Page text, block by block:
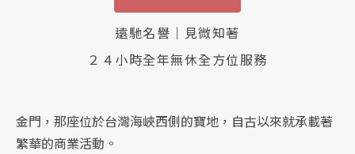
遠馳名譽｜見微知著
２４小時全年無休全方位服務
金門，那座位於台灣海峽西側的寶地，自古以來就承載著
繁華的商業活動。